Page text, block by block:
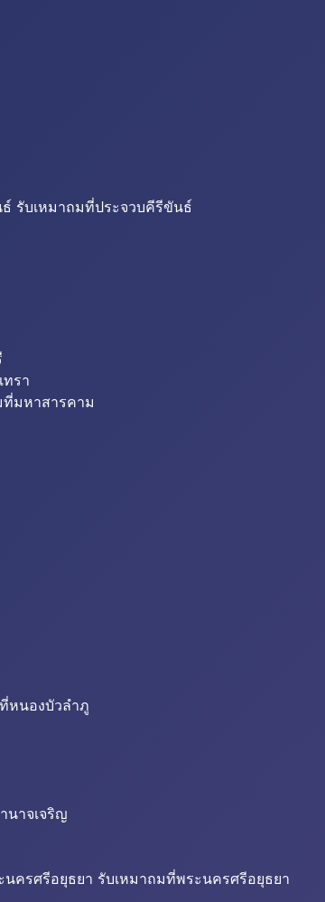
รับเหมาถมที่ประจวบคีรีขันธ์
ทรา
ที่มหาสารคาม
หนองบัวลำภู
นาจเจริญ
ครศรีอยุธยา รับเหมาถมที่พระนครศรีอยุธยา